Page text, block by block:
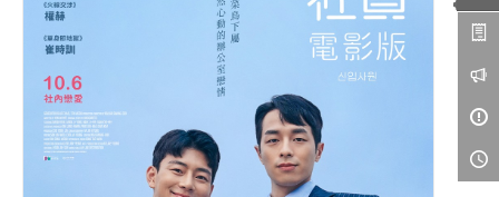
VR 演唱會
AD口述影像
LIVE演唱會